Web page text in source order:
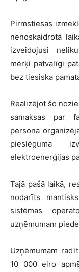
Pirmstiesas
nenoskaidrotā
izveidojusi
mērķi patvaļīgi
bez tiesiska
Realizējot šo
samaksas par
persona
pieslēguma
elektroenerģijas
Tajā pašā laikā,
nodarīts
sistēmas
uzņēmumam
Uzņēmumam
10 000 eiro